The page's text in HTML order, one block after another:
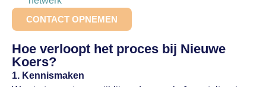
CONTACT OPNEMEN
Hoe verloopt het proces bij Nieuwe
Koers?
1. Kennismaken